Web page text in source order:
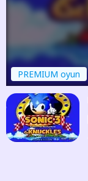
PREMIUM oyun